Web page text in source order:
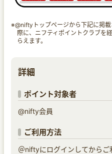
※@niftyトップページから下記に掲
際に、ニフティポイントクラブを
らえます。
詳細
ポイント対象者
@nifty会員
ご利用方法
＠niftyにログインしてから